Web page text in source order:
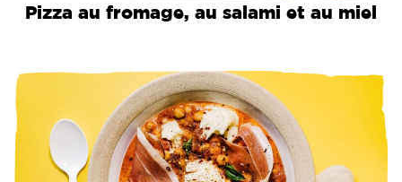
Pizza au fromage, au salami et au miel